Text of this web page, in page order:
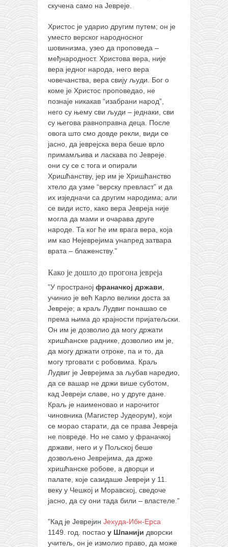
скучена само на Јевреје.
Христос је ударио другим путем; он је
уместо верског народносног
шовинизма, узео да проповеда –
међнародност. Христова вера, није
вера једног народа, него вера
човечанства, вера свију људи. Бог о
коме је Христос проповедао, не
познаје никакав “изабрани народ”,
него су њему сви људи – једнаки, сви
су његова равноправна деца. После
овога што смо довде рекли, види се
јасно, да јеврејска вера беше врло
примамљива и ласкава по Јевреје.
они су се с тога и опирали
Хришћанству, јер им је Хришћанство
хтело да узме “верску превласт” и да
их изједначи са другим народима; али
се види исто, како вера Јевреја није
могла да мами и очарава друге
народе. Та ког ће им врага вера, која
им као Нејеврејима унапред затвара
врата – блаженству.”
Како је дошло до прогона јевреја
”У пространој франачкој држави,
учинио је већ Карло велики доста за
Јевреје; а краљ Лудвиг понашао се
према њима до крајности пријатељски.
Он им је дозволио да могу држати
хришћанске раднике, дозволио им је,
да могу држати отроке, па и то, да
могу трговати с робовима. Краљ
Лудвиг је Јеврејима за љубав наредио,
да се вашар не држи више суботом,
кад Јевреји славе, но у друге дане.
Краљ је наименовао и нарочитог
чиновника (Магистер Јудеорум), који
се морао старати, да се права Јевреја
не повреде. Но не само у франачкој
држави, него и у Пољској беше
дозвољено Јеврејима, да држе
хришћанске робове, а дворци и
палате, које сазидаше Јевреји у 11.
веку у Чешкој и Моравској, сведоче
јасно, да су они тада били – властеле.”
”Кад је Јеврејин Јехуда-Ибн-Ерса
1149. год. постао у Шпанији дворски
учитељ, он је измолио право, да може